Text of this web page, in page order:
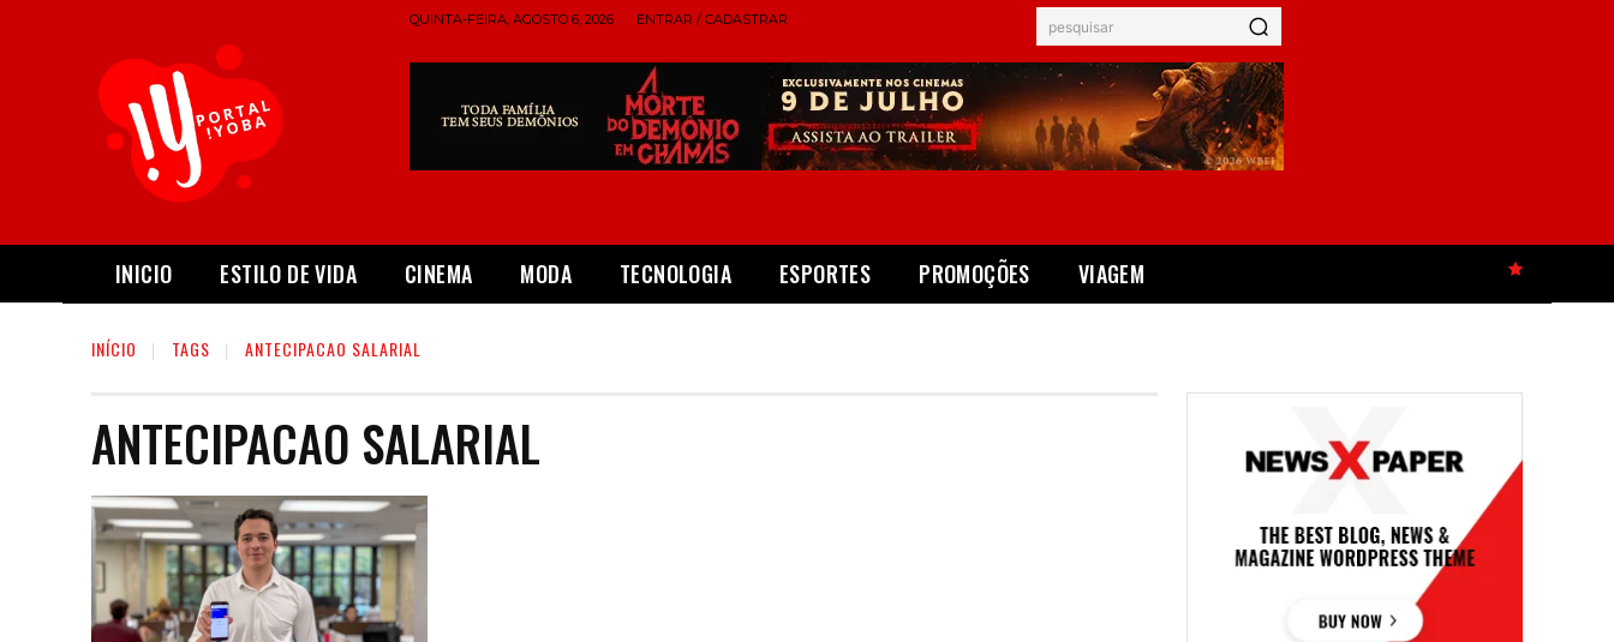
QUINTA-FEIRA, AGOSTO 6, 2026 ENTRAR / CADASTRAR pesquisar
INICIO ESTILO DE VIDA CINEMA MODA TECNOLOGIA ESPORTES PROMOÇÕES VIAGEM
INÍCIO TAGS ANTECIPACAO SALARIAL
ANTECIPACAO SALARIAL